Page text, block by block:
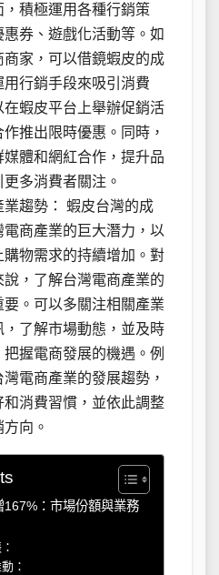
積極運用各種行銷策
惠券、遊戲化活動等。如
商家，可以借鏡蝦皮的成
行銷手段來吸引消費
蝦皮平台上舉辦促銷活
推出限時優惠。同時，
體和網紅合作，提升品
多消費者關注。
業趨勢： 蝦皮台灣的成
商產業的巨大潛力，以
購物需求的持續增加。對
，了解台灣電商產業的
。可以多關注相關產業
了解市場動態，並及時
握電商發展的機遇。例
電商產業的發展趨勢，
和消費習慣，並依此調整
向。
167%：市場份額與業務
：